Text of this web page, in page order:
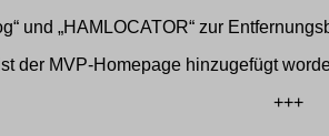
und „HAMLOCATOR“ zur
der MVP-Homepage hinzugefügt
+++